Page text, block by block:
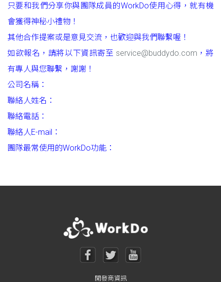
只要和我們分享你與團隊成員的WorkDo使用心得，就有機
會獲得神秘小禮物！
其他合作提案或是意見交流，也歡迎與我們聯繫喔！
如欲報名，請將以下資訊寄至 service@buddydo.com ，將
有專人與您聯繫，謝謝！
公司名稱：
聯絡人姓名：
聯絡電話：
聯絡人E-mail：
團隊最常使用的WorkDo功能：
開發商資訊